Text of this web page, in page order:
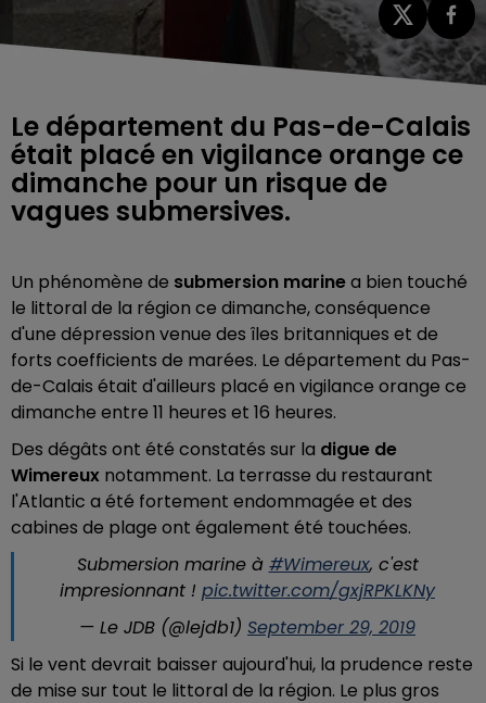
Le département du Pas-de-Calais
était placé en vigilance orange ce
dimanche pour un risque de
vagues submersives.
Un phénomène de submersion marinea bien touché
le littoral de la région ce dimanche, conséquence
d'une dépression venue des îles britanniques et de
forts coefficients de marées. Le département du Pas-
de-Calais était d'ailleurs placé en vigilance orange ce
dimanche entre 11 heures et 16 heures.
Des dégâts ont été constatés sur la digue de
Wimereux notamment. La terrasse du restaurant
l'Atlantic a été fortement endommagée et des
cabines de plage ont également été touchées.
Submersion marine à #Wimereux, c'est
impresionnant ! pic.twitter.com/gxjRPKLKNy
— Le JDB (@lejdb1) September 29, 2019
Si le vent devrait baisser aujourd'hui, la prudence reste
de mise sur tout le littoral de la région. Le plus gros